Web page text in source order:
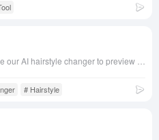
# Hairstyle